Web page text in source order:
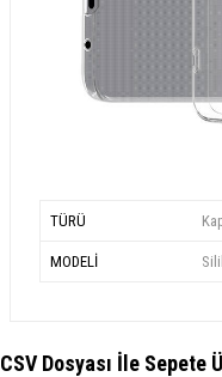
TÜRÜ
MODELİ
CSV Dosyası İle Sepete